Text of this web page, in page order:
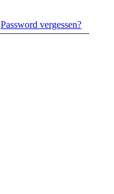
Password vergessen?